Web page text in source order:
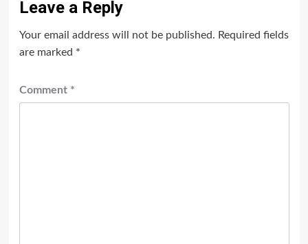
Leave a Reply
Your email address will not be published. Required fields
are marked *
Comment *